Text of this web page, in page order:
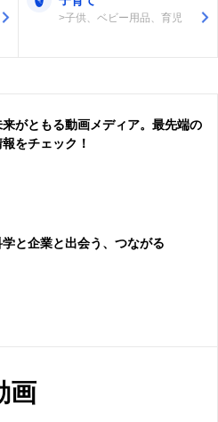
>子供、ベビー用品、育児
来がともる動画メディア。最先端の
をチェック！
学と企業と出会う、つながる
画